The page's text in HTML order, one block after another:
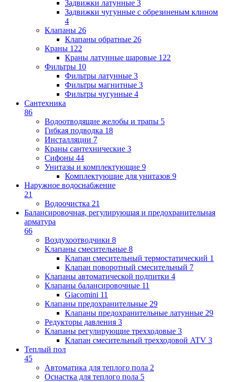
Задвижки латунные 3
Задвижки чугунные с обрезиненым клином
4
Клапаны 26
Клапаны обратные 26
Краны 122
Краны латунные шаровые 122
Фильтры 10
Фильтры латунные 3
Фильтры магнитные 3
Фильтры чугунные 4
Сантехника
86
Водоотводящие желобы и трапы 5
Гибкая подводка 18
Инсталляции 7
Краны сантехнические 3
Сифоны 44
Унитазы и комплектующие 9
Комплектующие для унитазов 9
Наружное водоснабжение
21
Водоочистка 21
Балансировочная, регулирующая и предохранительная
арматура
66
Воздухоотводчики 8
Клапаны cмесительные 8
Клапан cмесительный термостатический 1
Клапан поворотный cмесительный 7
Клапаны автоматической подпитки 4
Клапаны балансировочные 11
Giacomini 11
Клапаны предохранительные 29
Клапаны предохранительные латунные 29
Редукторы давления 3
Клапаны регулирующие трехходовые 3
Клапан смесительный трехходовой ATV 3
Теплый пол
45
Автоматика для теплого пола 2
Оснастка для теплого пола 5